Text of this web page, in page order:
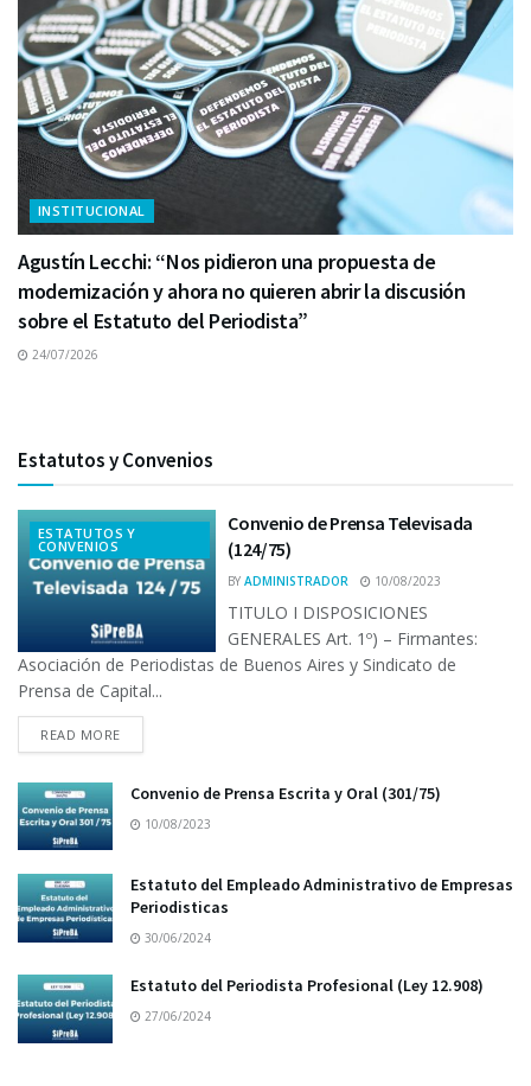
INSTITUCIONAL
Agustín Lecchi: “Nos pidieron una propuesta de
modernización y ahora no quieren abrir la discusión
sobre el Estatuto del Periodista”
24/07/2026
Estatutos y Convenios
ESTATUTOS Y
CONVENIOS
Convenio de Prensa Televisada
(124/75)
BY ADMINISTRADOR 10/08/2023
TITULO I DISPOSICIONES
GENERALES Art. 1º) – Firmantes:
Asociación de Periodistas de Buenos Aires y Sindicato de
Prensa de Capital...
READ MORE
Convenio de Prensa Escrita y Oral (301/75)
10/08/2023
Estatuto del Empleado Administrativo de Empresas
Periodisticas
30/06/2024
Estatuto del Periodista Profesional (Ley 12.908)
27/06/2024